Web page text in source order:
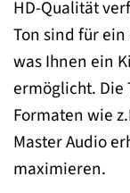
HD-Qualität
Ton sind für
was Ihnen ein
ermöglicht. Die
Formaten wie
Master Audio
maximieren.